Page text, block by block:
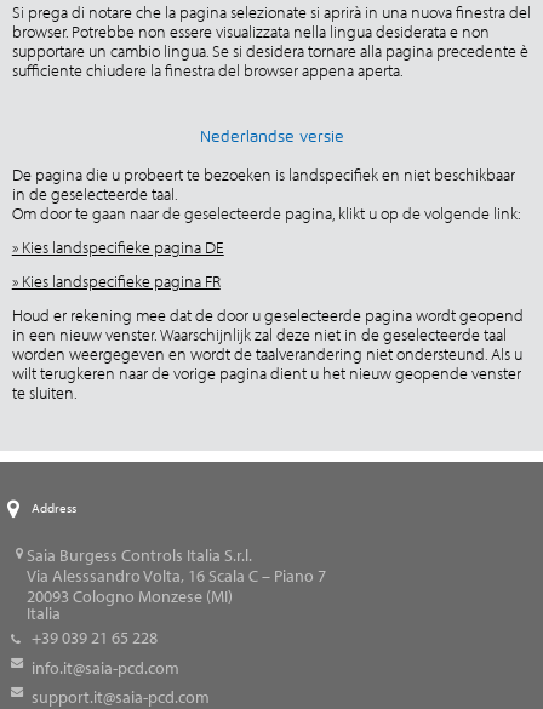
Si prega di notare che la pagina selezionate si aprirà in una nuova finestra del
browser. Potrebbe non essere visualizzata nella lingua desiderata e non
supportare un cambio lingua. Se si desidera tornare alla pagina precedente è
sufficiente chiudere la finestra del browser appena aperta.
Nederlandse versie
De pagina die u probeert te bezoeken is landspecifiek en niet beschikbaar
in de geselecteerde taal.
Om door te gaan naar de geselecteerde pagina, klikt u op de volgende link:
» Kies landspecifieke pagina DE
» Kies landspecifieke pagina FR
Houd er rekening mee dat de door u geselecteerde pagina wordt geopend
in een nieuw venster. Waarschijnlijk zal deze niet in de geselecteerde taal
worden weergegeven en wordt de taalverandering niet ondersteund. Als u
wilt terugkeren naar de vorige pagina dient u het nieuw geopende venster
te sluiten.
Address
Saia Burgess Controls Italia S.r.l.
Via Alesssandro Volta, 16 Scala C – Piano 7
20093 Cologno Monzese (MI)
Italia
+39 039 21 65 228
info.it@saia-pcd.com
support.it@saia-pcd.com